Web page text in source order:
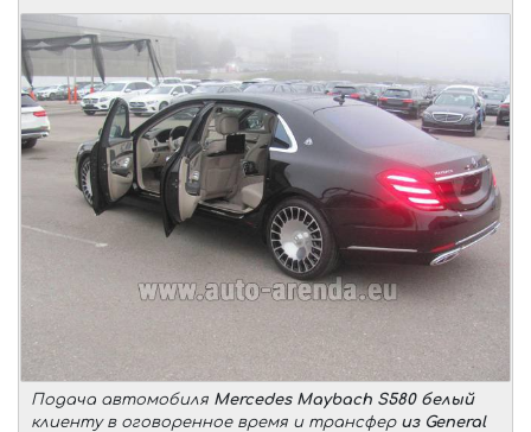
Подача автомобиля Mercedes Maybach S580 белый
клиенту в оговоренное время и трансфер из General